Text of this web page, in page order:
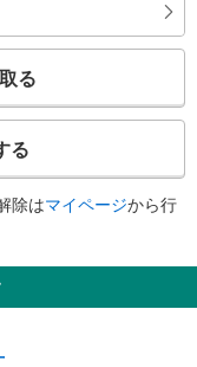
る
る
除はマイページから行